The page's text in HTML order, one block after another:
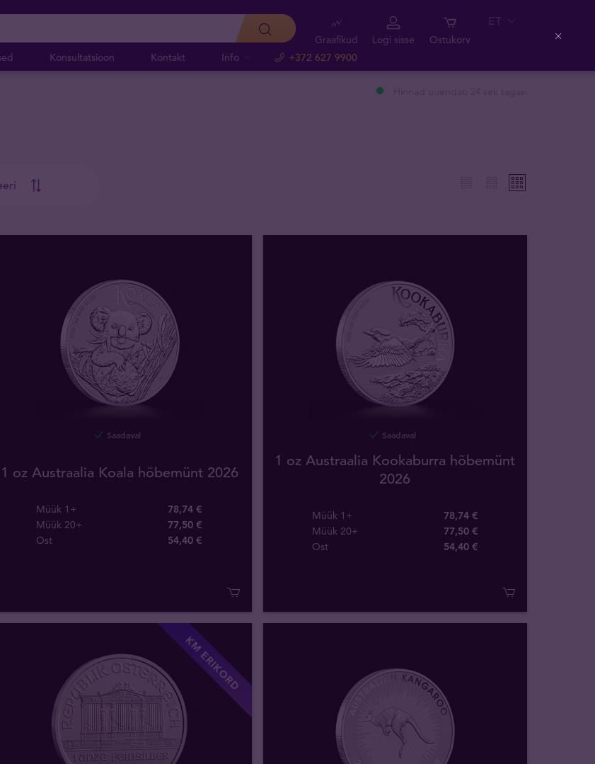
Konsultatsioon Kontakt Info +372 627 9900
Graafikud Logi sisse Ostukorv
ET
Saadaval
1 oz Austraalia Koala hõbemünt 2026
Müük 1+
78,74 €
Müük 20+
77,50 €
Ost
54,40 €
Saadaval
1 oz Austraalia Kookaburra hõbemünt
2026
Müük 1+
78,74 €
Müük 20+
77,50 €
Ost
54,40 €
KM ERIKORD
Close